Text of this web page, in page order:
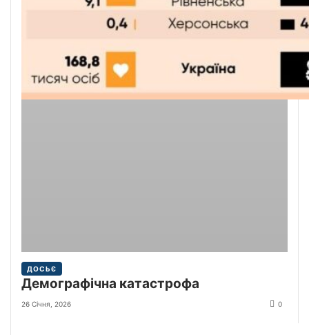
ДОСЬЄ
Демографічна катастрофа
26 Січня, 2026 0